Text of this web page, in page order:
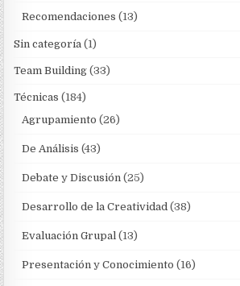
Recomendaciones (13)
Sin categoría (1)
Team Building (33)
Técnicas (184)
Agrupamiento (26)
De Análisis (43)
Debate y Discusión (25)
Desarrollo de la Creatividad (38)
Evaluación Grupal (13)
Presentación y Conocimiento (16)